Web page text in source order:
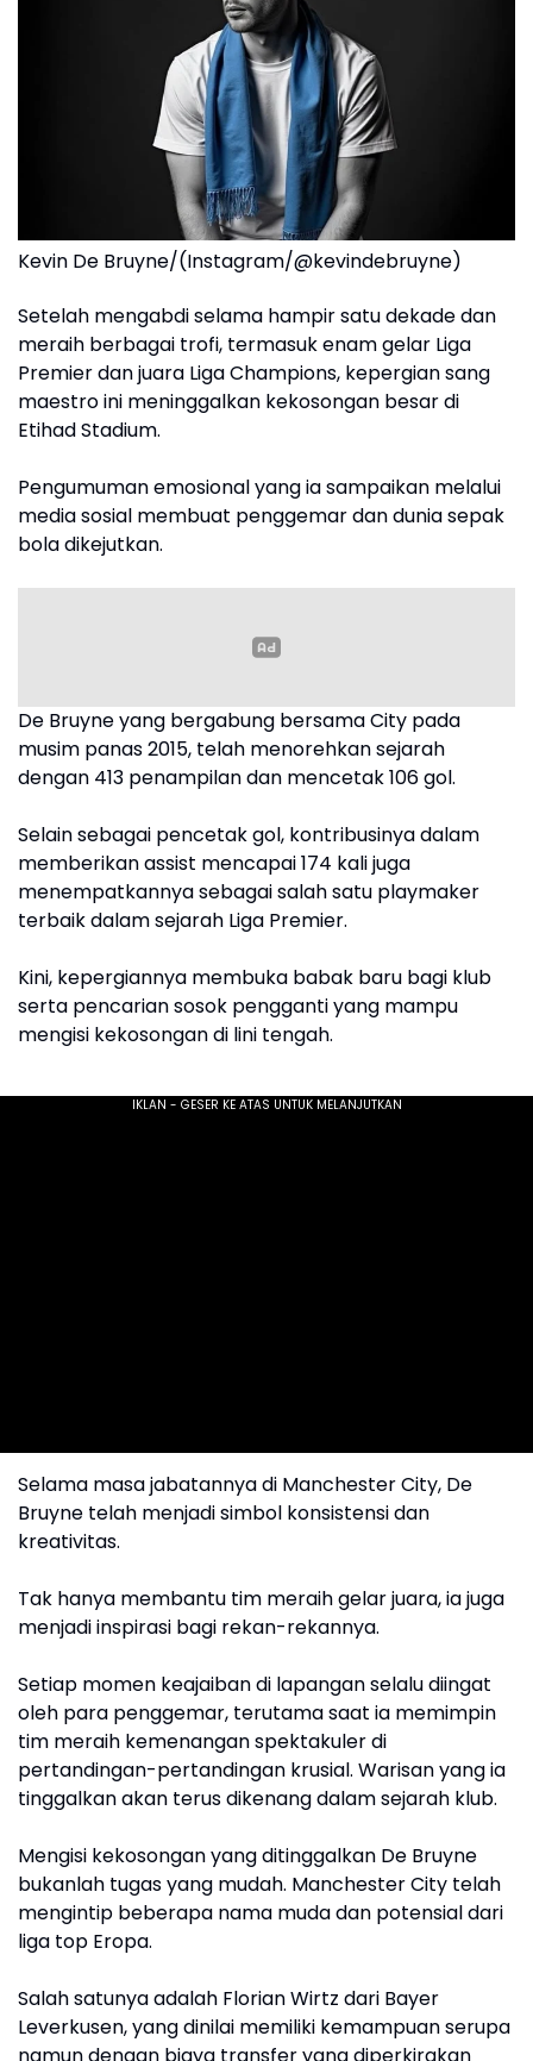
Kevin De Bruyne/(Instagram/@kevindebruyne)
Setelah mengabdi selama hampir satu dekade dan
meraih berbagai trofi, termasuk enam gelar Liga
Premier dan juara Liga Champions, kepergian sang
maestro ini meninggalkan kekosongan besar di
Etihad Stadium.
Pengumuman emosional yang ia sampaikan melalui
media sosial membuat penggemar dan dunia sepak
bola dikejutkan.
De Bruyne yang bergabung bersama City pada
musim panas 2015, telah menorehkan sejarah
dengan 413 penampilan dan mencetak 106 gol.
Selain sebagai pencetak gol, kontribusinya dalam
memberikan assist mencapai 174 kali juga
menempatkannya sebagai salah satu playmaker
terbaik dalam sejarah Liga Premier.
Kini, kepergiannya membuka babak baru bagi klub
serta pencarian sosok pengganti yang mampu
mengisi kekosongan di lini tengah.
Selama masa jabatannya di Manchester City, De
Bruyne telah menjadi simbol konsistensi dan
kreativitas.
Tak hanya membantu tim meraih gelar juara, ia juga
menjadi inspirasi bagi rekan-rekannya.
Setiap momen keajaiban di lapangan selalu diingat
oleh para penggemar, terutama saat ia memimpin
tim meraih kemenangan spektakuler di
pertandingan-pertandingan krusial. Warisan yang ia
tinggalkan akan terus dikenang dalam sejarah klub.
Mengisi kekosongan yang ditinggalkan De Bruyne
bukanlah tugas yang mudah. Manchester City telah
mengintip beberapa nama muda dan potensial dari
liga top Eropa.
Salah satunya adalah Florian Wirtz dari Bayer
Leverkusen, yang dinilai memiliki kemampuan serupa